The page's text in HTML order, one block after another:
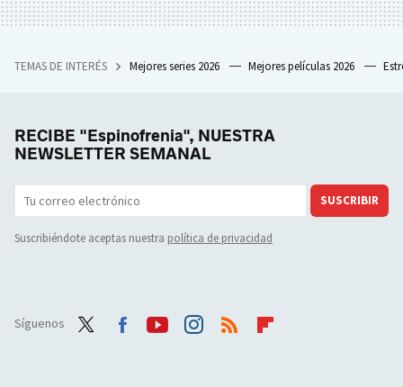
TEMAS DE INTERÉS Mejores series 2026 Mejores películas 2026
RECIBE "Espinofrenia", NUESTRA
NEWSLETTER SEMANAL
SUSCRIBIR
Suscribiéndote aceptas nuestra política de privacidad
Síguenos